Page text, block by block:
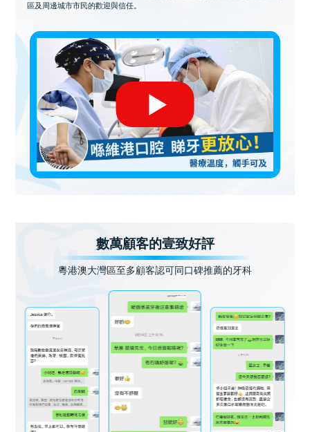
區及周邊城市市民的歡迎與信任。
數萬顧客的壹致好評
粵港澳大灣區至多顧客認可同口碑推薦的牙科